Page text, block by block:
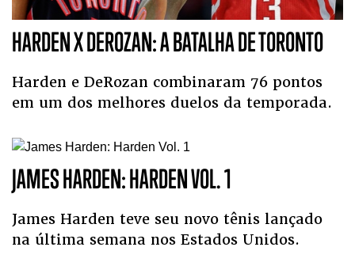
HARDEN X DEROZAN: A BATALHA DE TORONTO
Harden e DeRozan combinaram 76 pontos
em um dos melhores duelos da temporada.
JAMES HARDEN: HARDEN VOL. 1
James Harden teve seu novo tênis lançado
na última semana nos Estados Unidos.